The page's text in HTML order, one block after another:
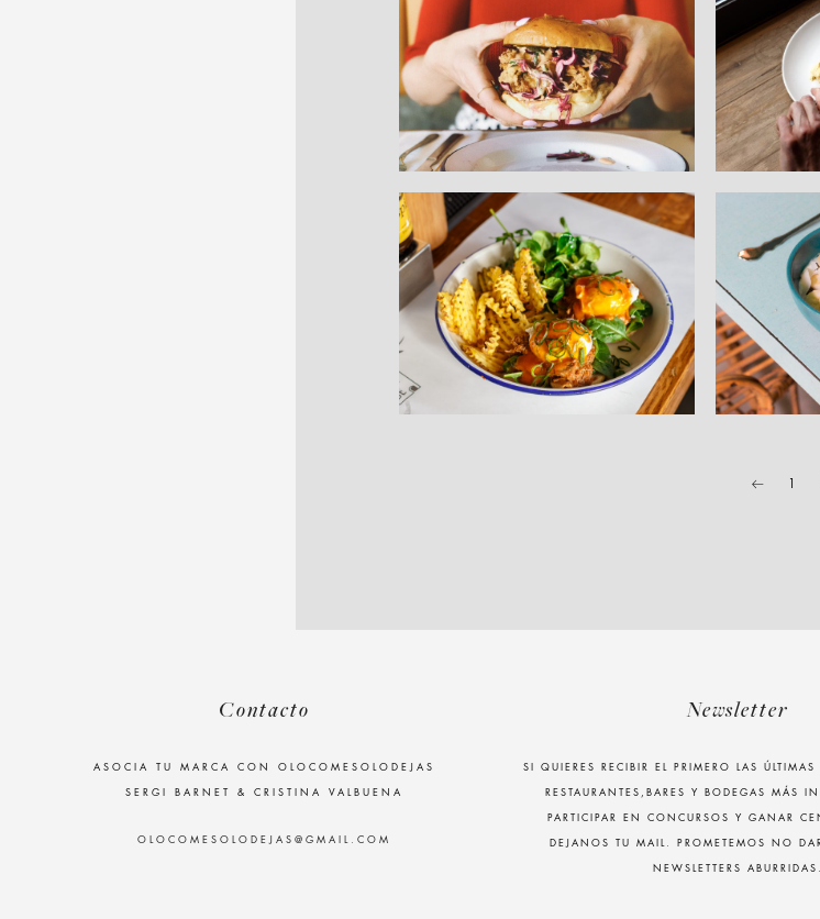
Contacto
ASOCIA TU MARCA CON OLOCOMESOLODEJAS
SERGI BARNET & CRISTINA VALBUENA
OLOCOMESOLODEJAS@GMAIL.COM
Newsletter
SI QUIERES RECIBIR EL PRIMERO LAS
RESTAURANTES,BARES Y BODEGAS MÁS
PARTICIPAR EN CONCURSOS Y GANAR
DEJANOS TU MAIL. PROMETEMOS NO
NEWSLETTERS ABURRIDAS.